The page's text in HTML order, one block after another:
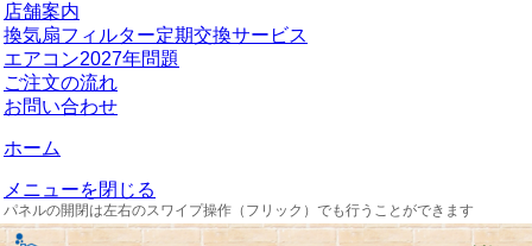
店舗案内
換気扇フィルター定期交換サービス
エアコン2027年問題
ご注文の流れ
お問い合わせ
ホーム
メニューを閉じる
パネルの開閉は左右のスワイプ操作（フリック）でも行うことができます